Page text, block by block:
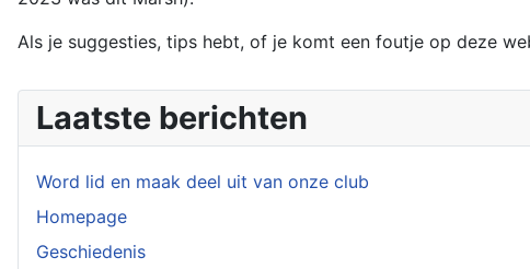
Als je suggesties, tips hebt, of je komt een foutje op deze
Laatste berichten
Word lid en maak deel uit van onze club
Homepage
Geschiedenis